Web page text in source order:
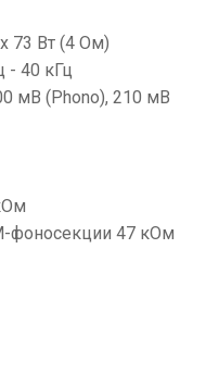
73 Вт (4 Ом)
- 40 кГц
мВ (Phono), 210 мВ
фоносекции 47 кОм